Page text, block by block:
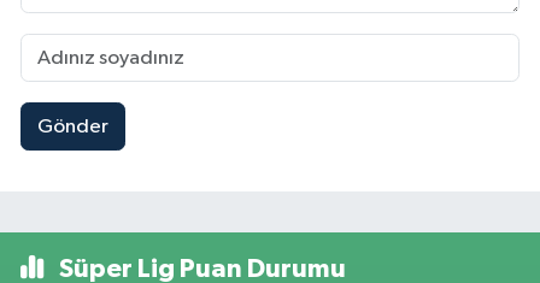
Gönder
Süper Lig Puan Durumu